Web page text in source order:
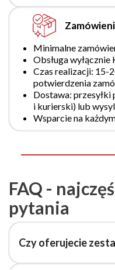
Minimalne
Obsługa
Czas realizacji: 15-
potwierdzenia
Dostawa:
i kurierski) lub
Wsparcie na
FAQ -
pytania
Czy oferujecie